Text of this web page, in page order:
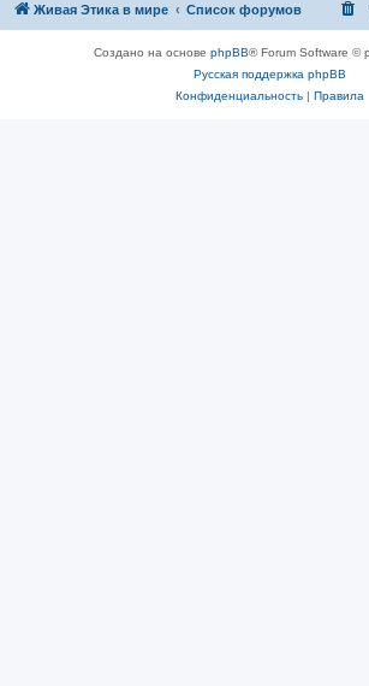
Живая Этика в мире Список форумов
Создано на основе phpBB® Forum Software ©
Русская поддержка phpBB
Конфиденциальность| Правила